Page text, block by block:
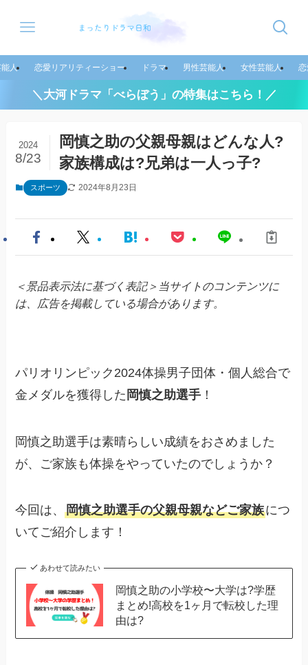
人 恋愛リアリティーショー ドラマ 男性芸能人 女性芸能人
＼大河ドラマ「べらぼう」の特集はこちら！／
岡慎之助の父親母親はどんな人?
家族構成は?兄弟は一人っ子?
2024
8/23
スポーツ 2024年8月23日
＜景品表示法に基づく表記＞当サイトのコンテンツに
は、広告を掲載している場合があります。
パリオリンピック2024体操男子団体・個人総合で
金メダルを獲得した 岡慎之助選手 ！
岡慎之助選手は素晴らしい成績をおさめました
が、ご家族も体操をやっていたのでしょうか？
今回は、岡慎之助選手の父親母親などご家族につ
いてご紹介します！
あわせて読みたい
岡慎之助の小学校〜大学は?学歴
まとめ!高校を1ヶ月で転校した理
由は?